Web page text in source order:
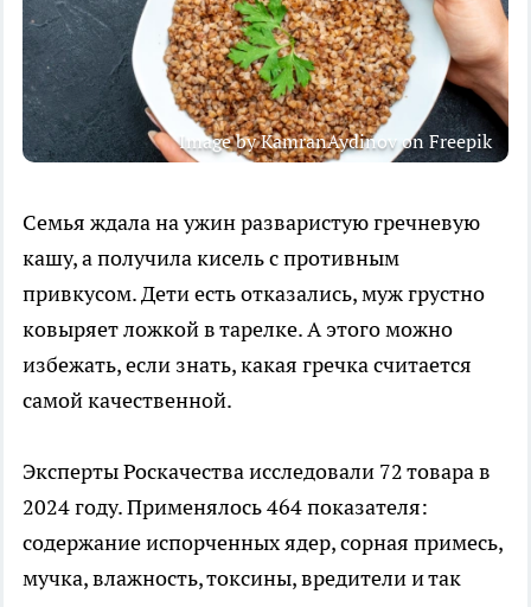
Image by KamranAydinov on Freepik
Семья ждала на ужин разваристую гречневую
кашу, а получила кисель с противным
привкусом. Дети есть отказались, муж грустно
ковыряет ложкой в тарелке. А этого можно
избежать, если знать, какая гречка считается
самой качественной.
Эксперты Роскачества исследовали 72 товара в
2024 году. Применялось 464 показателя:
содержание испорченных ядер, сорная примесь,
мучка, влажность, токсины, вредители и так